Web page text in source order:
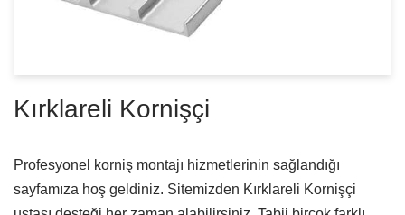
Kırklareli Kornişçi
Profesyonel korniş montajı hizmetlerinin sağlandığı
sayfamıza hoş geldiniz. Sitemizden Kırklareli Kornişçi